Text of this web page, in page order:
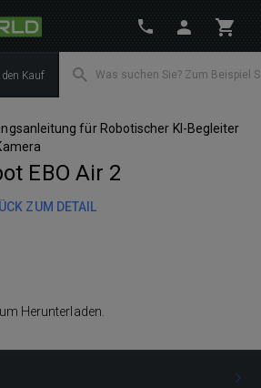
Kauf
für Robotischer KI-Begleiter
EBO Air 2
ZUM DETAIL
Herunterladen.